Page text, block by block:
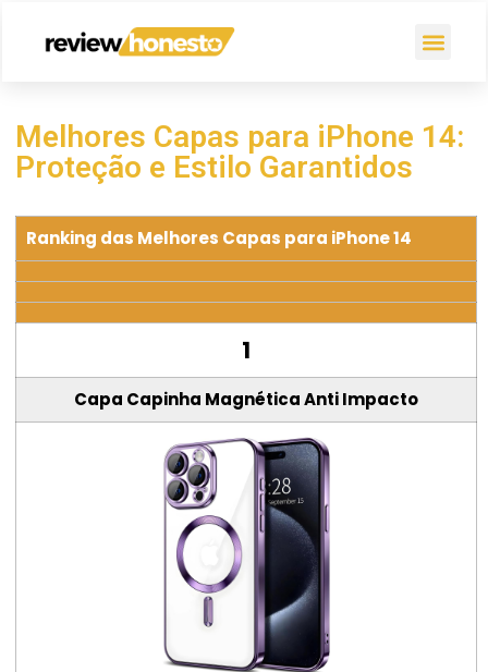
Melhores Capas para iPhone 14:
Proteção e Estilo Garantidos
Ranking das Melhores Capas para iPhone 14
1
Capa Capinha Magnética Anti Impacto